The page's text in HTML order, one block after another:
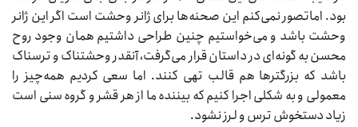
بود. اماتصور نمی‌کنم این صحنه‌ها برای ژانر وحشت است اگر این ژانر
وحشت باشد و می‌خواستیم چنین طراحی داشتیم همان وجود روح
محسن به گونه‌ای در داستان قرار می‌گرفت، آنقدر وحشتناک و ترسناک
باشد که بزرگترها هم قالب تهی کنند. اما سعی کردیم همه‌چیز را
معمولی و به شکلی اجرا کنیم که بیننده ما از هر قشر و گروه سنی است
زیاد دستخوش ترس و لرز نشود.